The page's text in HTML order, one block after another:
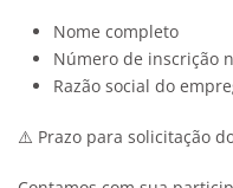
Nome completo
Número de inscrição
Razão social do
⚠️ Prazo para solicitação